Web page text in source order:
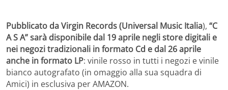
Pubblicato da Virgin Records (Universal Music Italia), “C
A S A” sarà disponibile dal 19 aprile negli store digitali e
nei negozi tradizionali in formato Cd e dal 26 aprile
anche in formato LP: vinile rosso in tutti i negozi e vinile
bianco autografato (in omaggio alla sua squadra di
Amici) in esclusiva per AMAZON.